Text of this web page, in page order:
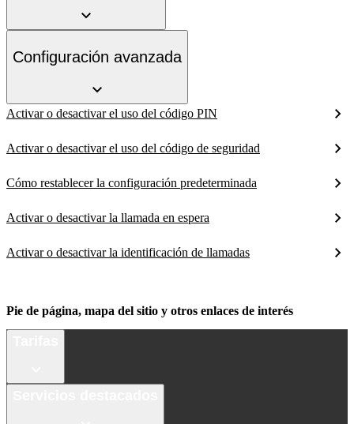
Configuración avanzada
Activar o desactivar el uso del código PIN
Activar o desactivar el uso del código de seguridad
Cómo restablecer la configuración predeterminada
Activar o desactivar la llamada en espera
Activar o desactivar la identificación de llamadas
Pie de página, mapa del sitio y otros enlaces de interés